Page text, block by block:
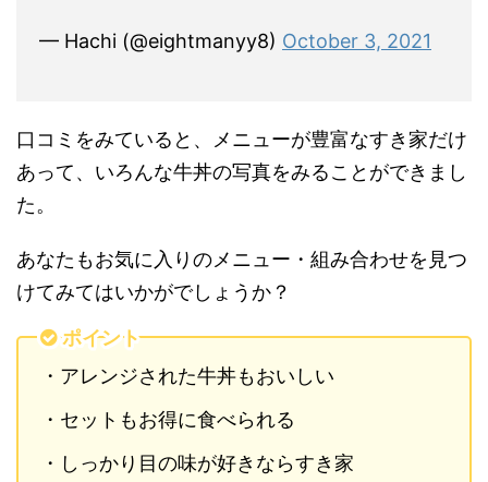
— Hachi (@eightmanyy8) October 3, 2021
口コミをみていると、メニューが豊富なすき家だけ
あって、いろんな牛丼の写真をみることができまし
た。
あなたもお気に入りのメニュー・組み合わせを見つ
けてみてはいかがでしょうか？
ポイント
・アレンジされた牛丼もおいしい
・セットもお得に食べられる
・しっかり目の味が好きならすき家